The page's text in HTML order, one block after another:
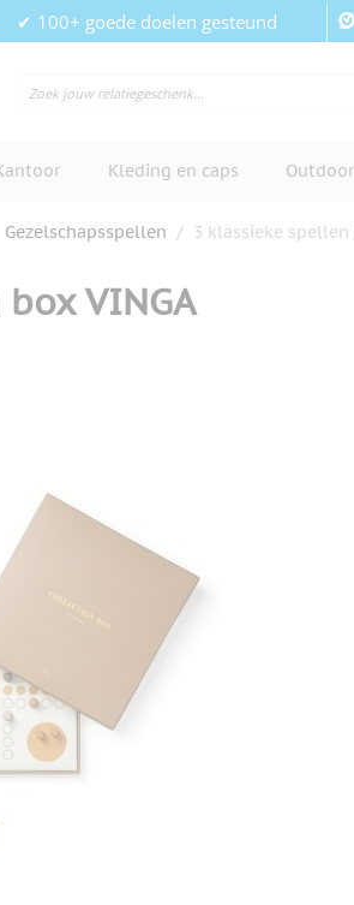
✔ 100+ goede doelen gesteund
Kleding en caps
Gezelschapsspellen / 3 klassieke spellen
VINGA